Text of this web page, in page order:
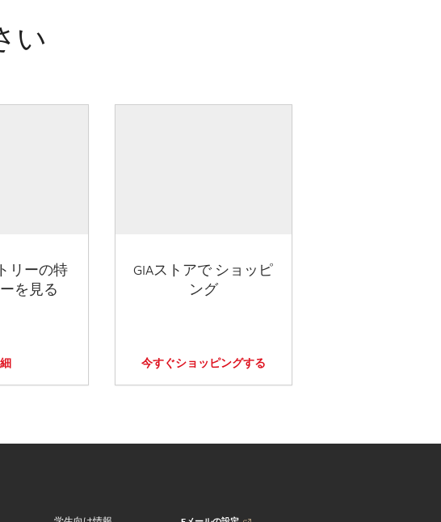
い
リーの特
を見る
GIAストアで ショッピ
ング
今すぐショッピングする